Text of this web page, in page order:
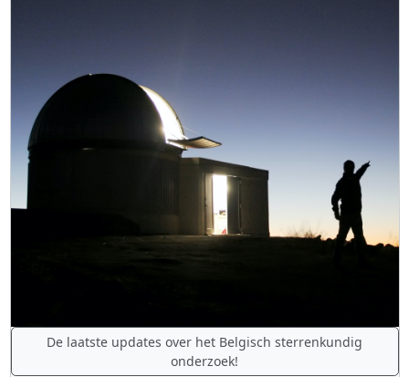
De laatste updates over het Belgisch sterrenkundig
onderzoek!